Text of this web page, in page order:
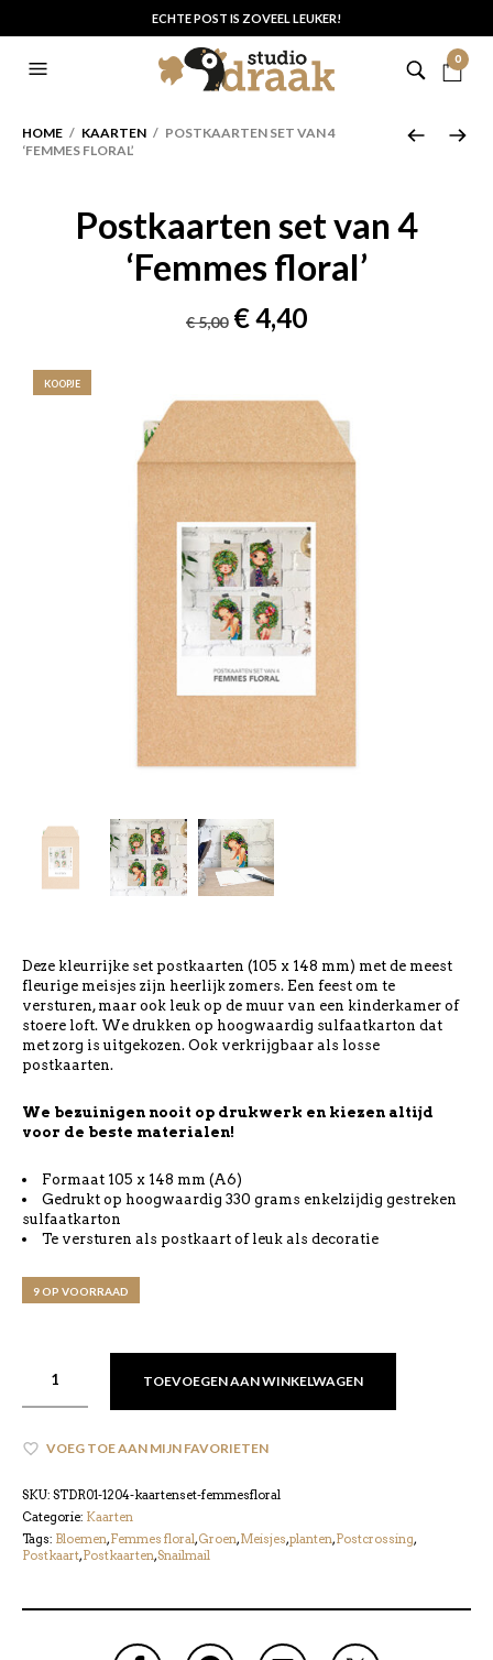
ECHTE POST IS ZOVEEL LEUKER!
0
HOME / KAARTEN / POSTKAARTEN SET VAN 4
‘FEMMES FLORAL’
Postkaarten set van 4
‘Femmes floral’
€5,00 Oorspronkelijke
prijs
€ 5,00.
€4,40Huidige
€ 4,40.
KOOPJE
Deze kleurrijke set postkaarten (105 x 148 mm) met de meest
fleurige meisjes zijn heerlijk zomers. Een feest om te
versturen, maar ook leuk op de muur van een kinderkamer of
stoere loft. We drukken op hoogwaardig sulfaatkarton dat
met zorg is uitgekozen. Ook verkrijgbaar als losse
postkaarten.
We bezuinigen nooit op drukwerk en kiezen altijd
voor de beste materialen!
Formaat 105 x 148 mm (A6)
Gedrukt op hoogwaardig 330 grams enkelzijdig gestreken
sulfaatkarton
Te versturen als postkaart of leuk als decoratie
9 OP VOORRAAD
TOEVOEGEN AAN WINKELWAGEN
VOEG TOE AAN MIJN FAVORIETEN
SKU: STDR01-1204-kaartenset-femmesfloral
Categorie: Kaarten
Tags: Bloemen,Femmes floral,Groen,Meisjes,planten,Postcrossing,
Postkaart,Postkaarten,Snailmail